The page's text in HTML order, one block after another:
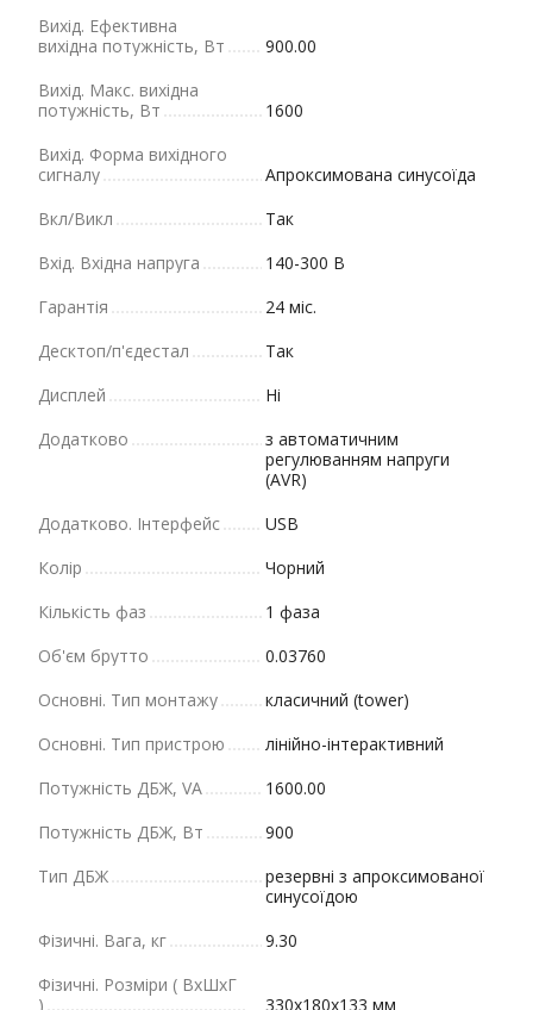
Вихід. Ефективна
вихідна потужність, Вт
900.00
Вихід. Макс. вихідна
потужність, Вт
1600
Вихід. Форма вихідного
сигналу
Апроксимована синусоїда
Вкл/Викл
Так
Вхід. Вхідна напруга
140-300 В
Гарантія
24 міс.
Десктоп/п'єдестал
Так
Дисплей
Ні
Додатково
з автоматичним
регулюванням напруги
(AVR)
Додатково. Інтерфейс
USB
Колір
Чорний
Кількість фаз
1 фаза
Об'єм брутто
0.03760
Основні. Тип монтажу
класичний (tower)
Основні. Тип пристрою
лінійно-інтерактивний
Потужність ДБЖ, VA
1600.00
Потужність ДБЖ, Вт
900
Тип ДБЖ
резервні з апроксимованої
синусоїдою
Фізичні. Вага, кг
9.30
Фізичні. Розміри ( ВхШхГ
)
330х180х133 мм